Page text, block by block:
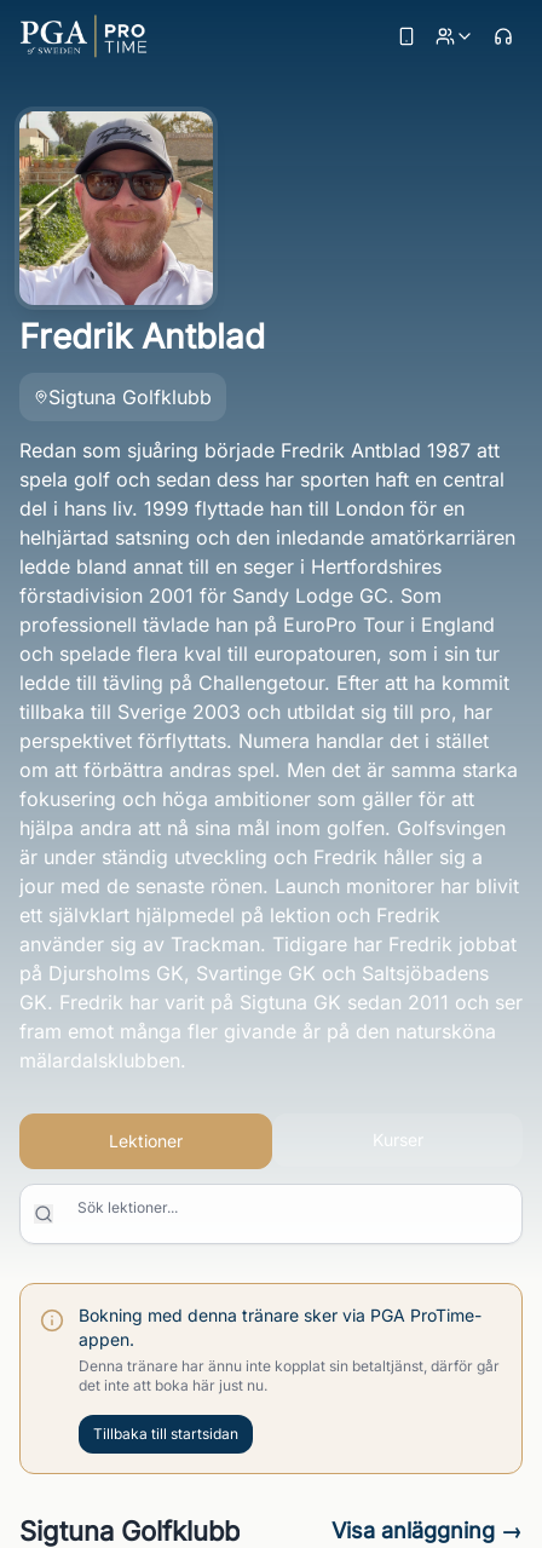
Fredrik Antblad
Sigtuna Golfklubb
Redan som sjuåring började Fredrik Antblad 1987 att
spela golf och sedan dess har sporten haft en central
del i hans liv. 1999 flyttade han till London för en
helhjärtad satsning och den inledande amatörkarriären
ledde bland annat till en seger i Hertfordshires
förstadivision 2001 för Sandy Lodge GC. Som
professionell tävlade han på EuroPro Tour i England
och spelade flera kval till europatouren, som i sin tur
ledde till tävling på Challengetour. Efter att ha kommit
tillbaka till Sverige 2003 och utbildat sig till pro, har
perspektivet förflyttats. Numera handlar det i stället
om att förbättra andras spel. Men det är samma starka
fokusering och höga ambitioner som gäller för att
hjälpa andra att nå sina mål inom golfen. Golfsvingen
är under ständig utveckling och Fredrik håller sig a
jour med de senaste rönen. Launch monitorer har blivit
ett självklart hjälpmedel på lektion och Fredrik
använder sig av Trackman. Tidigare har Fredrik jobbat
på Djursholms GK, Svartinge GK och Saltsjöbadens
GK. Fredrik har varit på Sigtuna GK sedan 2011 och ser
fram emot många fler givande år på den natursköna
mälardalsklubben.
Lektioner Kurser
Sök lektioner...
Bokning med denna tränare sker via PGA ProTime-
appen.
Denna tränare har ännu inte kopplat sin betaltjänst, därför går
det inte att boka här just nu.
Tillbaka till startsidan
Sigtuna Golfklubb Visa anläggning →